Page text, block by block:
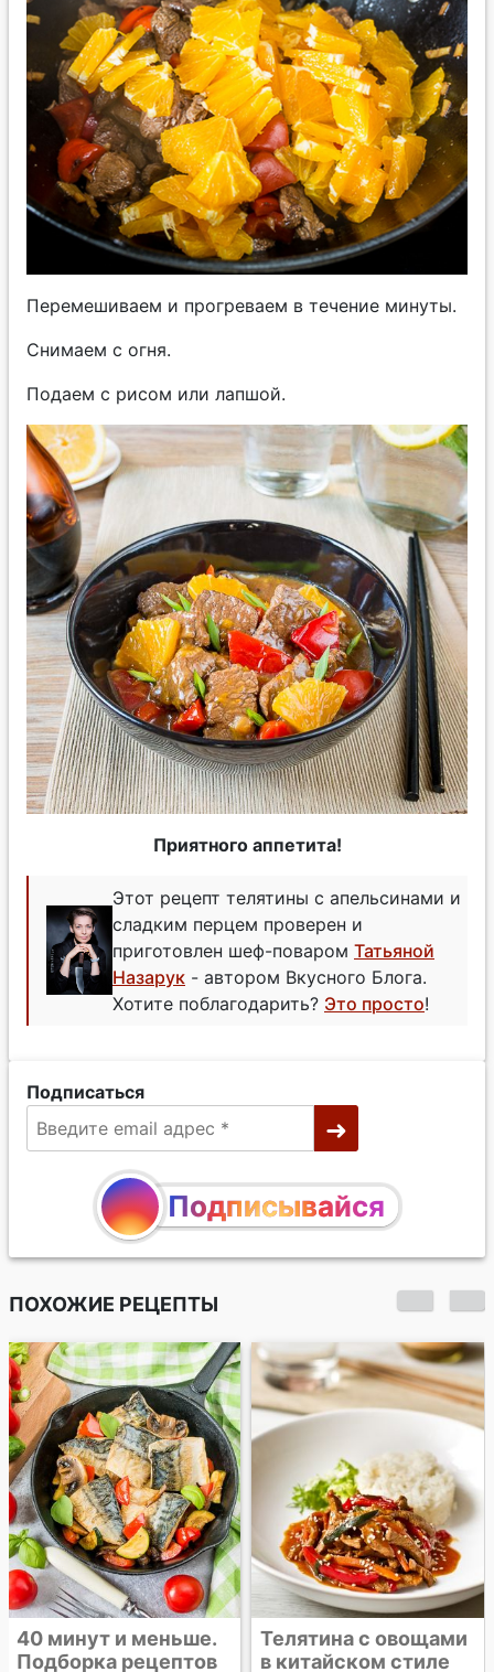
Перемешиваем и прогреваем в течение минуты.
Снимаем с огня.
Подаем с рисом или лапшой.
Приятного аппетита!
Этот рецепт телятины с апельсинами и
сладким перцем проверен и
приготовлен шеф-поваром Татьяной
Назарук - автором Вкусного Блога.
Хотите поблагодарить? Это просто!
Подписаться
Подписывайся
ПОХОЖИЕ РЕЦЕПТЫ
Телятина с овощами
в китайском стиле
Курица в кисло-
сладком соусе с
фасолью